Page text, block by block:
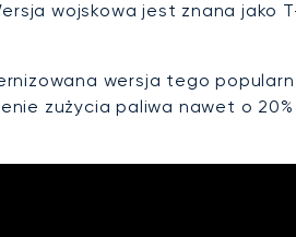
wojskowa jest znana jako
wersja tego
zużycia paliwa nawet o